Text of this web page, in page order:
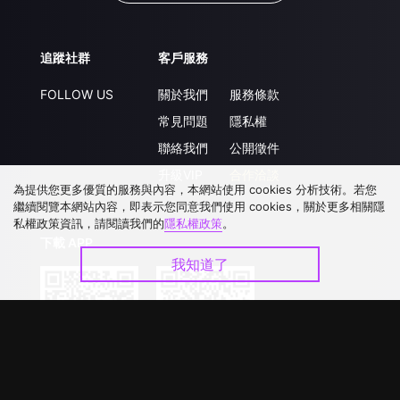
追蹤社群
FOLLOW US
客戶服務
關於我們
常見問題
聯絡我們
服務條款
隱私權
公開徵件
為提供您更多優質的服務與內容，本網站使用 cookies 分析技術。若您
繼續閱覽本網站內容，即表示您同意我們使用 cookies，關於更多相關隱
私權政策資訊，請閱讀我們的隱私權政策。
我知道了